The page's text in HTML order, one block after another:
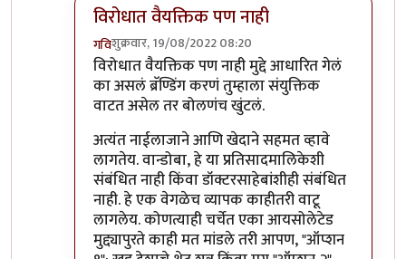
विरोधात वैयक्तिक पण नाही
गविशुक्रवार, 19/08/2022 08:20
In reply toआमचं सोडा डॉक्टरbyजेम्स वांड
विरोधात वैयक्तिक पण नाही मुद्दे आधारित गेलं
का असलं ब्रॅण्डिंग करणं तुम्हाला संयुक्तिक
वाटत असेल तर बोलणंच खुंटलं.
अत्यंत नाईलाजाने आणि खेदाने सहमत व्हावे
लागतेय. वान्डोबा, हे या प्रतिसादमालिकेशी
संबंधित नाही किंवा डॉक्टरसाहेबांशीही संबंधित
नाही. हे एक वेगळेच व्यापक काहीतरी वाटू
लागलेय. कोणत्याही चर्चेत एका आयसोलेटेड
मुद्द्यापुरते काही मत मांडले तरी आपण, "ऑप्शन